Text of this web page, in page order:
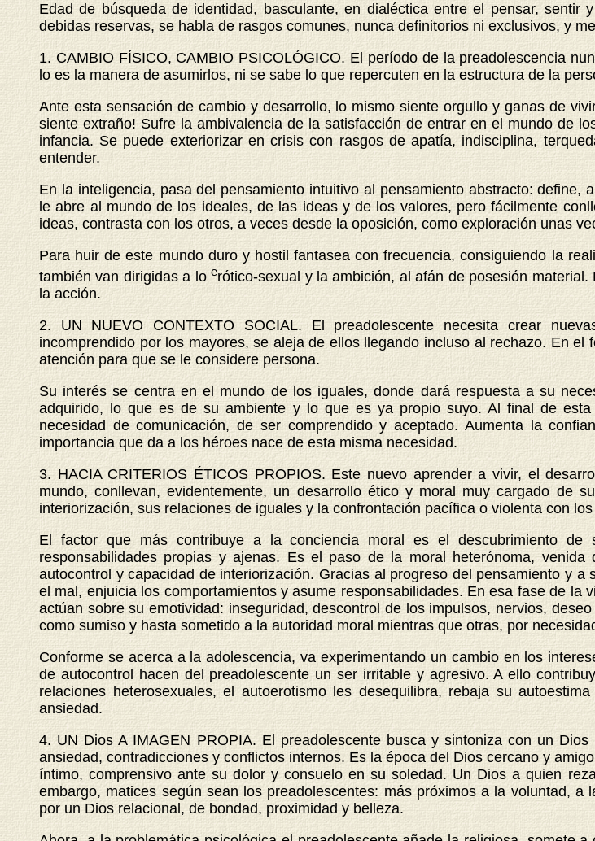
Edad de búsqueda de identidad, basculante, en dialéctica entre el pensar,
debidas reservas, se habla de rasgos comunes, nunca definitorios ni exclusivos, y
1. CAMBIO FÍSICO, CAMBIO PSICOLÓGICO. El período de la preadolescencia
lo es la manera de asumirlos, ni se sabe lo que repercuten en la estructura de la
Ante esta sensación de cambio y desarrollo, lo mismo siente orgullo y ganas de
siente extraño! Sufre la ambivalencia de la satisfacción de entrar en el mundo de
infancia. Se puede exteriorizar en crisis con rasgos de apatía, indisciplina,
entender.
En la inteligencia, pasa del pensamiento intuitivo al pensamiento abstracto: define,
le abre al mundo de los ideales, de las ideas y de los valores, pero fácilmente
ideas, contrasta con los otros, a veces desde la oposición, como exploración unas
Para huir de este mundo duro y hostil fantasea con frecuencia, consiguiendo la
también van dirigidas a loerótico-sexual y la ambición, al afán de posesión
la acción.
2. UN NUEVO CONTEXTO SOCIAL. El preadolescente necesita crear
incomprendido por los mayores, se aleja de ellos llegando incluso al rechazo. En
atención para que se le considere persona.
Su interés se centra en el mundo de los iguales, donde dará respuesta a su
adquirido, lo que es de su ambiente y lo que es ya propio suyo. Al final de
necesidad de comunicación, de ser comprendido y aceptado. Aumenta la
importancia que da a los héroes nace de esta misma necesidad.
3. HACIA CRITERIOS ÉTICOS PROPIOS. Este nuevo aprender a vivir, el
mundo, conllevan, evidentemente, un desarrollo ético y moral muy cargado de
interiorización, sus relaciones de iguales y la confrontación pacífica o violenta con
El factor que más contribuye a la conciencia moral es el descubrimiento
responsabilidades propias y ajenas. Es el paso de la moral heterónoma,
autocontrol y capacidad de interiorización. Gracias al progreso del pensamiento y
el mal, enjuicia los comportamientos y asume responsabilidades. En esa fase de
actúan sobre su emotividad: inseguridad, descontrol de los impulsos, nervios,
como sumiso y hasta sometido a la autoridad moral mientras que otras, por
Conforme se acerca a la adolescencia, va experimentando un cambio en los
de autocontrol hacen del preadolescente un ser irritable y agresivo. A ello
relaciones heterosexuales, el autoerotismo les desequilibra, rebaja su
ansiedad.
4. UN Dios A IMAGEN PROPIA. El preadolescente busca y sintoniza con un
ansiedad, contradicciones y conflictos internos. Es la época del Dios cercano y
íntimo, comprensivo ante su dolor y consuelo en su soledad. Un Dios a quien
embargo, matices según sean los preadolescentes: más próximos a la voluntad,
por un Dios relacional, de bondad, proximidad y belleza.